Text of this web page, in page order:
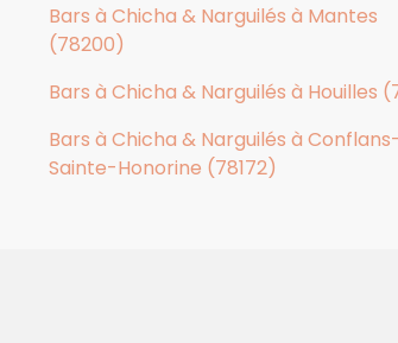
Bars à Chicha & Narguilés à Mantes
(78200)
Bars à Chicha & Narguilés à Houilles
Bars à Chicha & Narguilés à Conflans-
Sainte-Honorine (78172)